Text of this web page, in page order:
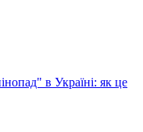
в Україні: як це